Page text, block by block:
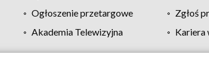
Ogłoszenie przetargowe Zgłoś
Akademia Telewizyjna Kariera